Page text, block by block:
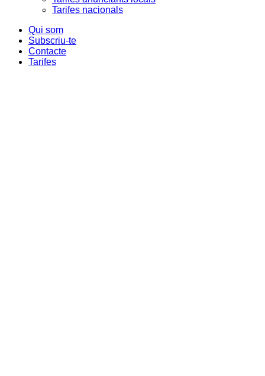
Tarifes nacionals
Qui som
Subscriu-te
Contacte
Tarifes